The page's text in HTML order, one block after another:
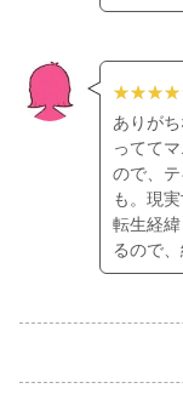
ありが
ってて
ので、
も。現
転生経
るので